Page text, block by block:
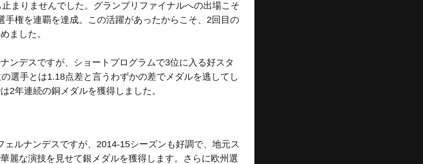
まりませんでした。グランプリファイナルへの出場こそ
権を連覇を達成。この活躍があったからこそ、2回目の
ました。
ンデスですが、ショートプログラムで3位に入る好スタ
選手とは1.18点差と言うわずかの差でメダルを逃してし
2年連続の銅メダルを獲得しました。
ルナンデスですが、2014-15シーズンも好調で、地元ス
麗な演技を見せて銀メダルを獲得します。さらに欧州選